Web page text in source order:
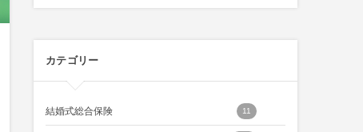
カテゴリー
結婚式総合保険 11